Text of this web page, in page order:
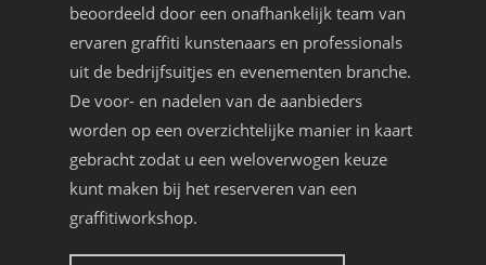
beoordeeld door een onafhankelijk team van
ervaren graffiti kunstenaars en professionals
uit de bedrijfsuitjes en evenementen branche.
De voor- en nadelen van de aanbieders
worden op een overzichtelijke manier in kaart
gebracht zodat u een weloverwogen keuze
kunt maken bij het reserveren van een
graffitiworkshop.